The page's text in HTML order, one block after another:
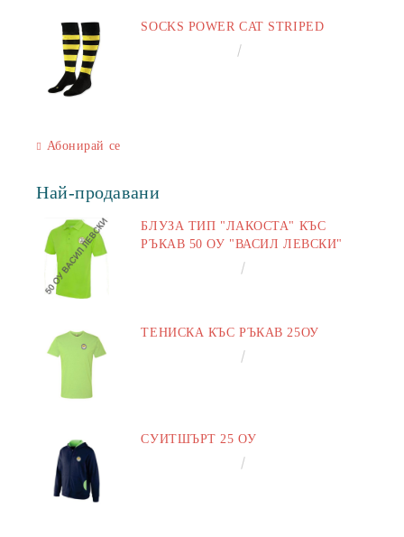
SOCKS POWER CAT STRIPED
Абонирай се
Най-продавани
БЛУЗА ТИП "ЛАКОСТА" КЪС
РЪКАВ 50 ОУ "ВАСИЛ ЛЕВСКИ"
ТЕНИСКА КЪС РЪКАВ 25ОУ
СУИТШЪРТ 25 ОУ